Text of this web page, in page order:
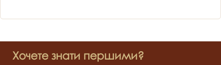
Хочете знати першими?